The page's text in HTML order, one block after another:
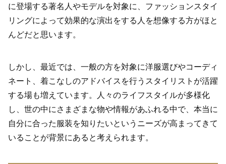
に登場する著名人やモデルを対象に、ファッションスタイ
リングによって効果的な演出をする人を想像する方がほと
んどだと思います。
しかし、最近では、一般の方を対象に洋服選びやコーディ
ネート、着こなしのアドバイスを行うスタイリストが活躍
する場も増えています。人々のライフスタイルが多様化
し、世の中にさまざまな物や情報があふれる中で、本当に
自分に合った服装を知りたいというニーズが高まってきて
いることが背景にあると考えられます。